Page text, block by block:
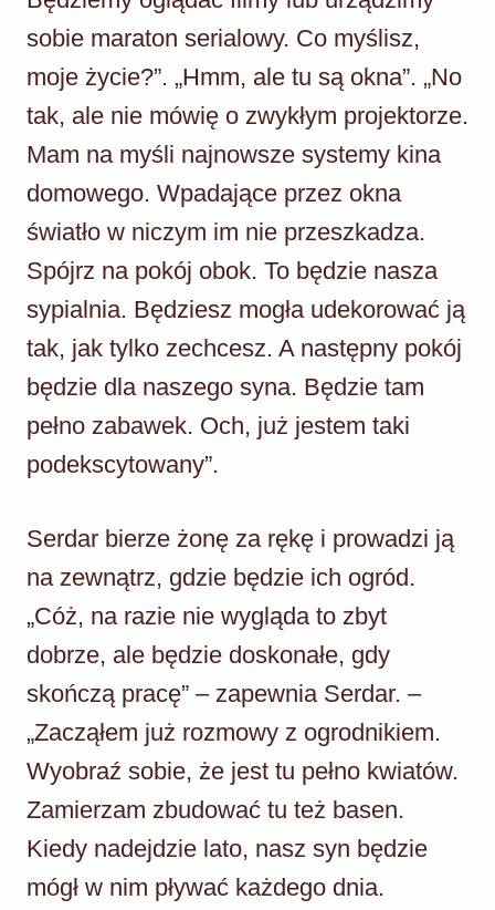
sobie maraton serialowy. Co myślisz,
moje życie?”. „Hmm, ale tu są okna”. „No
tak, ale nie mówię o zwykłym projektorze.
Mam na myśli najnowsze systemy kina
domowego. Wpadające przez okna
światło w niczym im nie przeszkadza.
Spójrz na pokój obok. To będzie nasza
sypialnia. Będziesz mogła udekorować ją
tak, jak tylko zechcesz. A następny pokój
będzie dla naszego syna. Będzie tam
pełno zabawek. Och, już jestem taki
podekscytowany”.
Serdar bierze żonę za rękę i prowadzi ją
na zewnątrz, gdzie będzie ich ogród.
„Cóż, na razie nie wygląda to zbyt
dobrze, ale będzie doskonałe, gdy
skończą pracę” – zapewnia Serdar. –
„Zacząłem już rozmowy z ogrodnikiem.
Wyobraź sobie, że jest tu pełno kwiatów.
Zamierzam zbudować tu też basen.
Kiedy nadejdzie lato, nasz syn będzie
mógł w nim pływać każdego dnia.